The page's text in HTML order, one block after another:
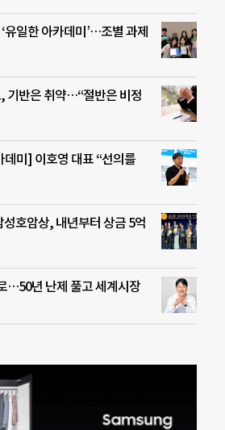
유일한 아카데미’…조별 과제
기반은 취약…“절반은 비정
미] 이호영 대표 “선의를
호암상, 내년부터 상금 5억
…50년 난제 풀고 세계시장